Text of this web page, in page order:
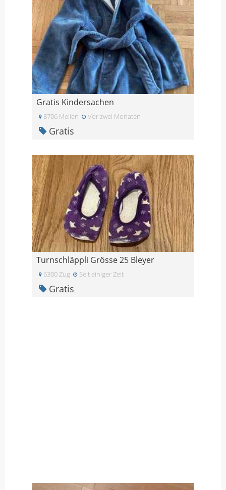
Gratis Kindersachen
8706 Meilen Vor zwei Monaten
Gratis
Turnschläppli Grösse 25 Bleyer
6300 Zug Seit einiger Zeit
Gratis